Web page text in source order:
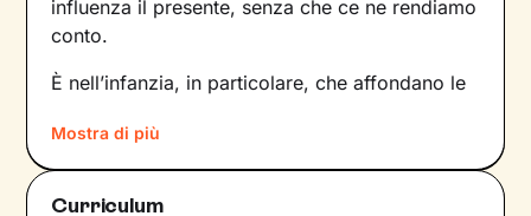
influenza il presente, senza che ce ne rendiamo
conto.
È nell’infanzia, in particolare, che affondano le
e agire: leesperienze vissute in famiglia
infatti, vengono apprese, memorizzate e
riproposte nelle relazioni successive.
Mostra di più
Curriculum